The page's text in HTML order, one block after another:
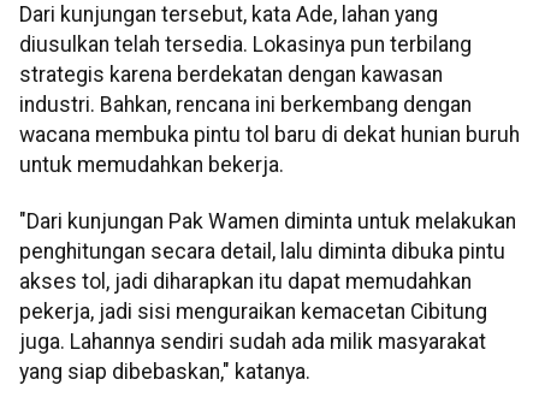
Dari kunjungan tersebut, kata Ade, lahan yang
diusulkan telah tersedia. Lokasinya pun terbilang
strategis karena berdekatan dengan kawasan
industri. Bahkan, rencana ini berkembang dengan
wacana membuka pintu tol baru di dekat hunian buruh
untuk memudahkan bekerja.
"Dari kunjungan Pak Wamen diminta untuk melakukan
penghitungan secara detail, lalu diminta dibuka pintu
akses tol, jadi diharapkan itu dapat memudahkan
pekerja, jadi sisi menguraikan kemacetan Cibitung
juga. Lahannya sendiri sudah ada milik masyarakat
yang siap dibebaskan," katanya.